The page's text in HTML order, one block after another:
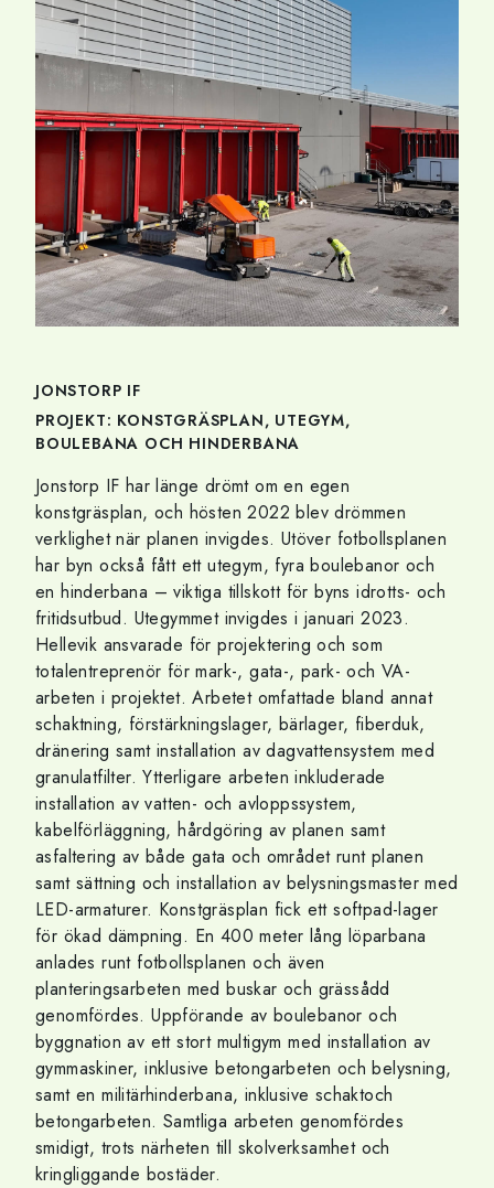
JONSTORP IF
PROJEKT: KONSTGRÄSPLAN, UTEGYM,
BOULEBANA OCH HINDERBANA
Jonstorp IF har länge drömt om en egen
konstgräsplan, och hösten 2022 blev drömmen
verklighet när planen invigdes. Utöver fotbollsplanen
har byn också fått ett utegym, fyra boulebanor och
en hinderbana – viktiga tillskott för byns idrotts- och
fritidsutbud. Utegymmet invigdes i januari 2023.
Hellevik ansvarade för projektering och som
totalentreprenör för mark-, gata-, park- och VA-
arbeten i projektet. Arbetet omfattade bland annat
schaktning, förstärkningslager, bärlager, fiberduk,
dränering samt installation av dagvattensystem med
granulatfilter. Ytterligare arbeten inkluderade
installation av vatten- och avloppssystem,
kabelförläggning, hårdgöring av planen samt
asfaltering av både gata och området runt planen
samt sättning och installation av belysningsmaster med
LED-armaturer. Konstgräsplan fick ett softpad-lager
för ökad dämpning. En 400 meter lång löparbana
anlades runt fotbollsplanen och även
planteringsarbeten med buskar och grässådd
genomfördes. Uppförande av boulebanor och
byggnation av ett stort multigym med installation av
gymmaskiner, inklusive betongarbeten och belysning,
samt en militärhinderbana, inklusive schaktoch
betongarbeten. Samtliga arbeten genomfördes
smidigt, trots närheten till skolverksamhet och
kringliggande bostäder.